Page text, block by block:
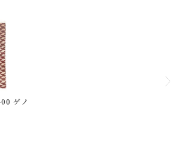
指定について
) は、
、具体的な時間帯指定をしての出荷は
時間帯指定ができません。
ゲノ